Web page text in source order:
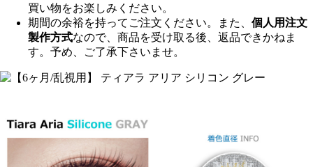
買い物をお楽しみください。
期間の余裕を持ってご注文ください。また、 個人用注文
製作方式なので、商品を受け取る後、返品できかねま
す。予め、ご了承下さいませ。